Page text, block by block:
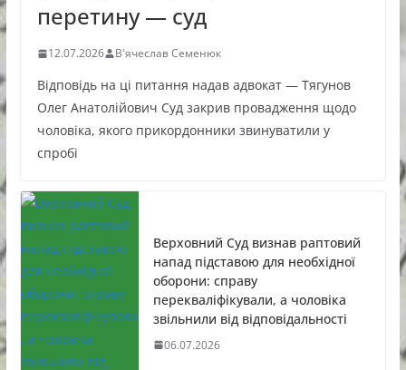
перетину — суд
12.07.2026 В'ячеслав Семенюк
Відповідь на ці питання надав адвокат — Тягунов
Олег Анатолійович Суд закрив провадження щодо
чоловіка, якого прикордонники звинуватили у
спробі
Верховний Суд визнав раптовий
напад підставою для необхідної
оборони: справу
перекваліфікували, а чоловіка
звільнили від відповідальності
06.07.2026